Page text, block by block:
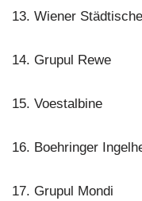
13. Wiener
14. Grupul Rewe
15. Voestalbine
16. Boehringer
17. Grupul Mondi